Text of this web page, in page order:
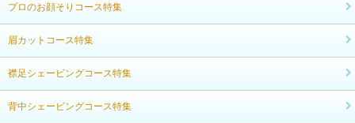
プロのお顔そりコース特集
眉カットコース特集
襟足シェービングコース特集
背中シェービングコース特集